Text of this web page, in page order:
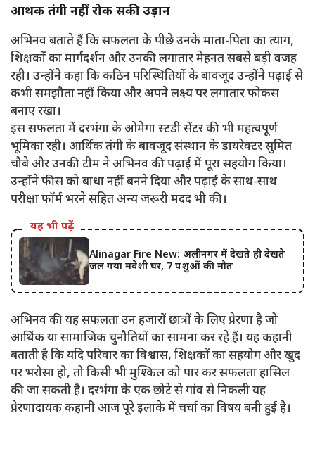
आर्थिक तंगी नहीं रोक सकी उड़ान
अभिनव बताते हैं कि सफलता के पीछे उनके माता-पिता का त्याग,
शिक्षकों का मार्गदर्शन और उनकी लगातार मेहनत सबसे बड़ी वजह
रही। उन्होंने कहा कि कठिन परिस्थितियों के बावजूद उन्होंने पढ़ाई से
कभी समझौता नहीं किया और अपने लक्ष्य पर लगातार फोकस
बनाए रखा।
इस सफलता में दरभंगा के ओमेगा स्टडी सेंटर की भी महत्वपूर्ण
भूमिका रही। आर्थिक तंगी के बावजूद संस्थान के डायरेक्टर सुमित
चौबे और उनकी टीम ने अभिनव की पढ़ाई में पूरा सहयोग किया।
उन्होंने फीस को बाधा नहीं बनने दिया और पढ़ाई के साथ-साथ
परीक्षा फॉर्म भरने सहित अन्य जरूरी मदद भी की।
यह भी पढ़ें
Alinagar Fire New: अलीनगर में देखते ही देखते
जल गया मवेशी घर, 7 पशुओं की मौत
अभिनव की यह सफलता उन हजारों छात्रों के लिए प्रेरणा है जो
आर्थिक या सामाजिक चुनौतियों का सामना कर रहे हैं। यह कहानी
बताती है कि यदि परिवार का विश्वास, शिक्षकों का सहयोग और खुद
पर भरोसा हो, तो किसी भी मुश्किल को पार कर सफलता हासिल
की जा सकती है। दरभंगा के एक छोटे से गांव से निकली यह
प्रेरणादायक कहानी आज पूरे इलाके में चर्चा का विषय बनी हुई है।